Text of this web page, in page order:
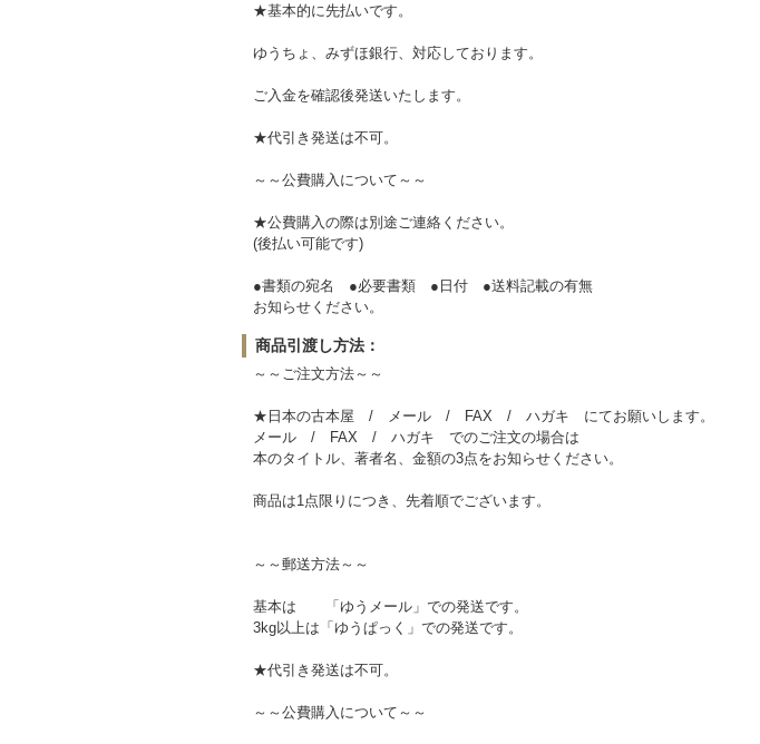
★基本的に先払いです。
ゆうちょ、みずほ銀行、対応しております。
ご入金を確認後発送いたします。
★代引き発送は不可。
～～公費購入について～～
★公費購入の際は別途ご連絡ください。
(後払い可能です)
●書類の宛名 ●必要書類 ●日付 ●送料記載の有無
お知らせください。
商品引渡し方法：
～～ご注文方法～～
★日本の古本屋 / メール / FAX / ハガキ にてお願いします。
メール / FAX / ハガキ でのご注文の場合は
本のタイトル、著者名、金額の3点をお知らせください。
商品は1点限りにつき、先着順でございます。
～～郵送方法～～
基本は 「ゆうメール」での発送です。
3kg以上は「ゆうぱっく」での発送です。
★代引き発送は不可。
～～公費購入について～～